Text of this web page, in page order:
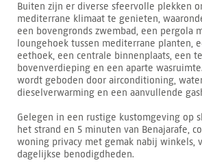
Buiten zijn er diverse sfeervolle plekken
mediterrane klimaat te genieten,
een bovengronds zwembad, een pergola
loungehoek tussen mediterrane planten,
eethoek, een centrale binnenplaats, een
bovenverdieping en een aparte
wordt geboden door airconditioning,
dieselverwarming en een aanvullende
Gelegen in een rustige kustomgeving op
het strand en 5 minuten van Benajarafe,
woning privacy met gemak nabij winkels,
dagelijkse benodigdheden.